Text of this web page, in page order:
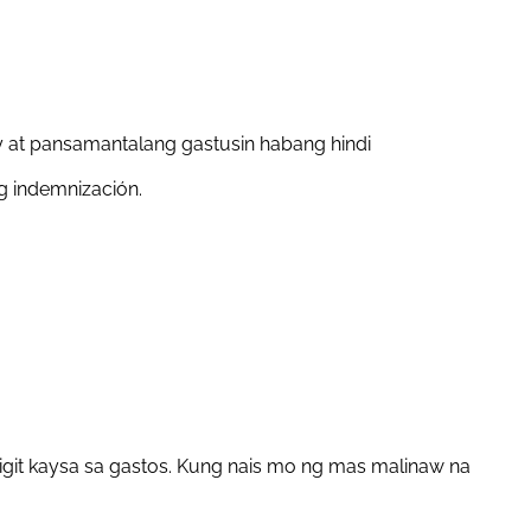
pansamantalang gastusin habang hindi
indemnización.
kaysa sa gastos. Kung nais mo ng mas malinaw na